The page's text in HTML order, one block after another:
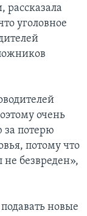
рассказала
уголовное
очень
потерю
потому что
безвреден»,
новые